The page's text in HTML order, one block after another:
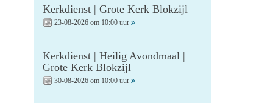
Kerkdienst | Grote Kerk Blokzijl
23-08-2026 om 10:00 uur
Kerkdienst | Heilig Avondmaal |
Grote Kerk Blokzijl
30-08-2026 om 10:00 uur